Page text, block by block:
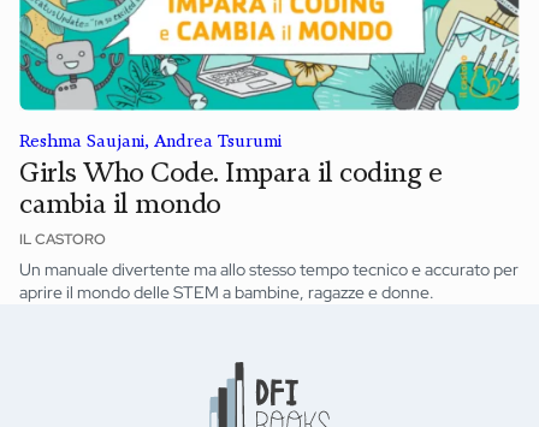
Reshma Saujani, Andrea Tsurumi
Girls Who Code. Impara il coding e
cambia il mondo
IL CASTORO
Un manuale divertente ma allo stesso tempo tecnico e accurato per
aprire il mondo delle STEM a bambine, ragazze e donne.